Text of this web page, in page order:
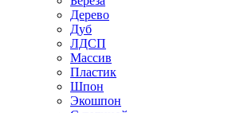
Дерево
Дуб
ЛДСП
Массив
Пластик
Шпон
Экошпон